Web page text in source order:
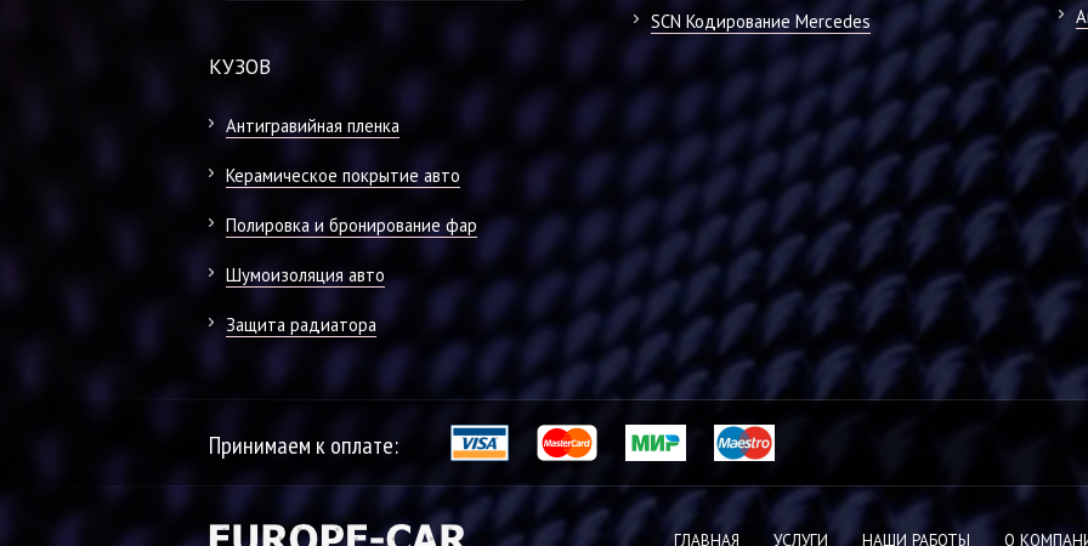
КУЗОВ
Антигравийная пленка
Керамическое покрытие авто
Полировка и бронирование фар
Шумоизоляция авто
Защита радиатора
SCN Кодирование Mercedes
Принимаем к оплате:
ГЛАВНАЯ УСЛУГИ НАШИ РАБОТЫ О